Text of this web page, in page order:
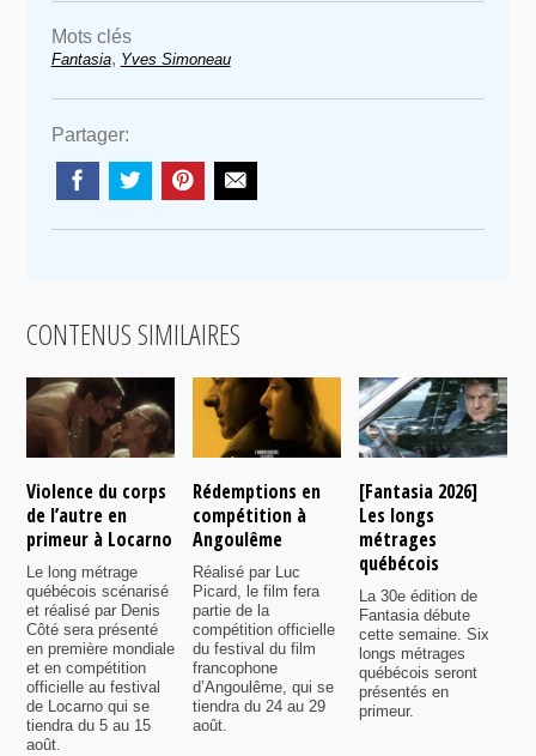
Mots clés
Fantasia, Yves Simoneau
Partager:
CONTENUS SIMILAIRES
Violence du corps
de l’autre en
primeur à Locarno
Le long métrage
québécois scénarisé
et réalisé par Denis
Côté sera présenté
en première mondiale
et en compétition
officielle au festival
de Locarno qui se
tiendra du 5 au 15
août.
Rédemptions en
compétition à
Angoulême
Réalisé par Luc
Picard, le film fera
partie de la
compétition officielle
du festival du film
francophone
d’Angoulême, qui se
tiendra du 24 au 29
août.
[Fantasia 2026]
Les longs
métrages
québécois
La 30e édition de
Fantasia débute
cette semaine. Six
longs métrages
québécois seront
présentés en
primeur.